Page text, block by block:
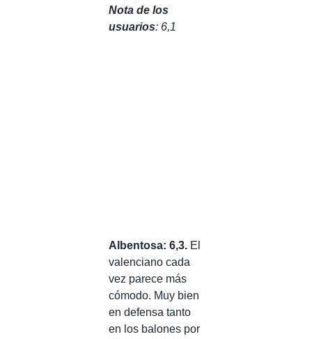
Nota de los
usuarios: 6,1
Albentosa: 6,3. El
valenciano cada
vez parece más
cómodo. Muy bien
en defensa tanto
en los balones por